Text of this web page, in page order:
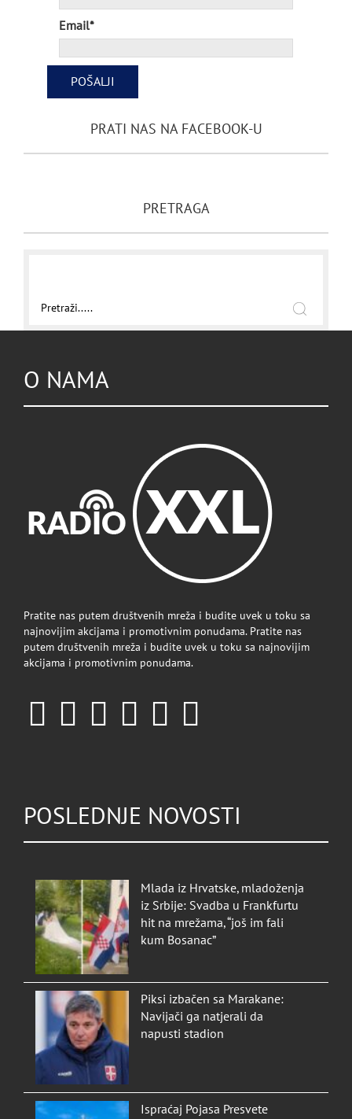
Email*
PRATI NAS NA FACEBOOK-U
PRETRAGA
O NAMA
Pratite nas putem društvenih mreža i budite uvek u toku sa
najnovijim akcijama i promotivnim ponudama. Pratite nas
putem društvenih mreža i budite uvek u toku sa najnovijim
akcijama i promotivnim ponudama.
POSLEDNJE NOVOSTI
Mlada iz Hrvatske, mladoženja
iz Srbije: Svadba u Frankfurtu
hit na mrežama, “još im fali
kum Bosanac”
Piksi izbačen sa Marakane:
Navijači ga natjerali da
napusti stadion
Ispraćaj Pojasa Presvete